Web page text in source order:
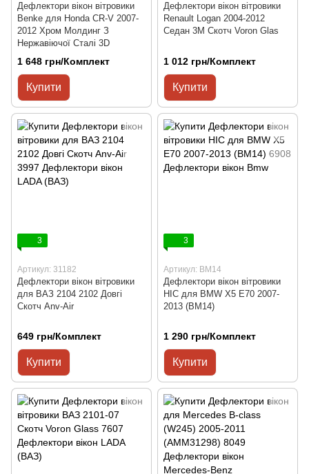
Дефлектори вікон вітровики
Benke для Honda CR-V 2007-
2012 Хром Молдинг З
Нержавіючої Сталі 3D
1 648 грн/Комплект
Купити
Дефлектори вікон вітровики
Renault Logan 2004-2012
Седан 3М Скотч Voron Glas
1 012 грн/Комплект
Купити
3
Артикул: 31182
Дефлектори вікон вітровики
для ВАЗ 2104 2102 Довгі
Скотч Anv-Air
649 грн/Комплект
Купити
3
Артикул: BM14
Дефлектори вікон вітровики
HIC для BMW X5 E70 2007-
2013 (BM14)
1 290 грн/Комплект
Купити